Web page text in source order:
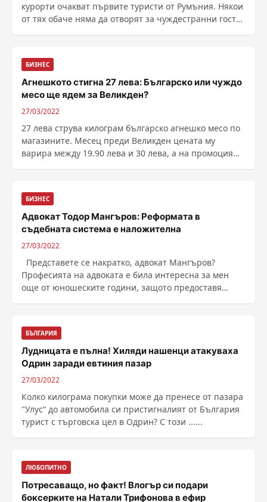
курорти очакват първите туристи от Румъния. Някои
от тях обаче няма да отворят за чуждестранни гости
БИЗНЕС
Агнешкото стигна 27 лева: Българско или чуждо
месо ще ядем за Великден?
27/03/2022
27 лева струва килограм българско агнешко месо по
магазините. Месец преди Великден цената му
варира между 19.90 лева и 30 лева, а на промоция
БИЗНЕС
Адвокат Тодор Мангъров: Реформата в
съдебната система е наложителна
27/03/2022
Представете се накратко, адвокат Мангъров?
Професията на адвоката е била интересна за мен
още от юношеските години, защото предоставя
БЪЛГАРИЯ
Лудницата е пълна! Хиляди нашенци атакуваха
Одрин заради евтиния пазар
27/03/2022
Колко килограма покупки може да пренесе от пазара
"Улус“ до автомобила си пристигналият от България
турист с търговска цел в Одрин? С този ......
ЛЮБОПИТНО
Потресаващо, но факт! Влогър си подари
боксерките на Натали Трифонова в ефир